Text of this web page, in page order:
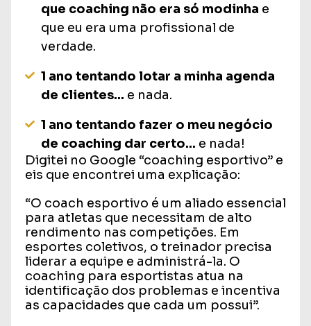
que coaching não era só modinha e
que eu era uma profissional de
verdade.
1 ano tentando lotar a minha agenda
de clientes... e nada.
1 ano tentando fazer o meu negócio
de coaching dar certo... e nada!
Digitei no Google “coaching esportivo” e
eis que encontrei uma explicação:
“O coach esportivo é um aliado essencial
para atletas que necessitam de alto
rendimento nas competições. Em
esportes coletivos, o treinador precisa
liderar a equipe e administrá-la. O
coaching para esportistas atua na
identificação dos problemas e incentiva
as capacidades que cada um possui”.